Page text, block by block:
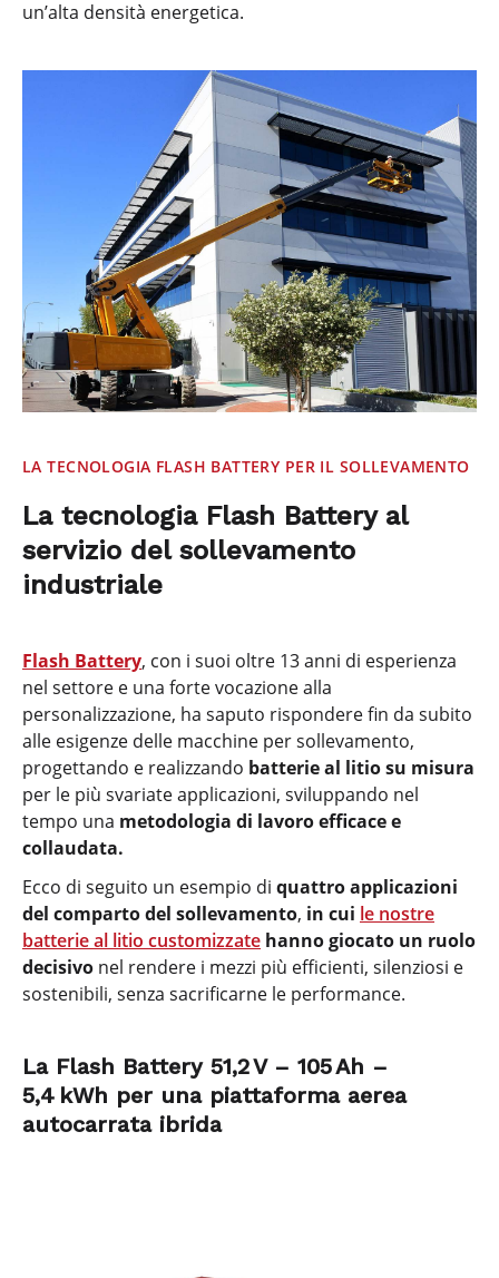
un’alta densità energetica.
LA TECNOLOGIA FLASH BATTERY PER IL SOLLEVAMENTO
La tecnologia Flash Battery al
servizio del sollevamento
industriale
Flash Battery, con i suoi oltre 13 anni di esperienza
nel settore e una forte vocazione alla
personalizzazione, ha saputo rispondere fin da subito
alle esigenze delle macchine per sollevamento,
progettando e realizzando batterie al litio su misura
per le più svariate applicazioni, sviluppando nel
tempo una metodologia di lavoro efficace e
collaudata.
Ecco di seguito un esempio di quattro applicazioni
del comparto del sollevamento, in cui le nostre
batterie al litio customizzate hanno giocato un ruolo
decisivo nel rendere i mezzi più efficienti, silenziosi e
sostenibili, senza sacrificarne le performance.
La Flash Battery 51,2 V – 105 Ah –
5,4 kWh per una piattaforma aerea
autocarrata ibrida